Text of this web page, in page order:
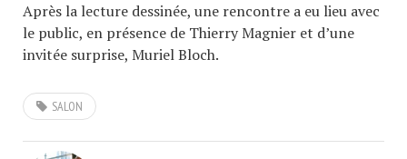
Après la lecture dessinée, une rencontre a eu lieu avec
le public, en présence de Thierry Magnier et d’une
invitée surprise, Muriel Bloch.
SALON